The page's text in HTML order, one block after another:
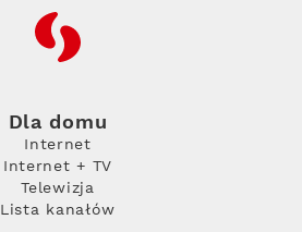
RFC
Dla domu
Internet
Internet + TV
Telewizja
Lista kanałów